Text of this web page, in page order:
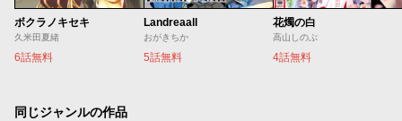
ボクラノキセキ
久米田夏緒
6話無料
Landreaall
おがきちか
5話無料
花燭の白
高山しのぶ
4話無料
同じジャンルの作品